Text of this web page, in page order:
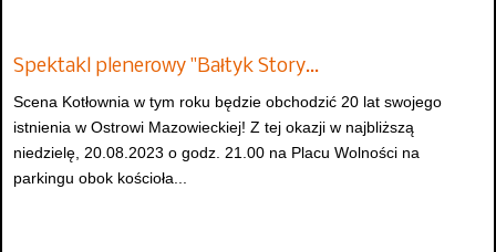
Spektakl plenerowy "Bałtyk Story…
Scena Kotłownia w tym roku będzie obchodzić 20 lat swojego
istnienia w Ostrowi Mazowieckiej! Z tej okazji w najbliższą
niedzielę, 20.08.2023 o godz. 21.00 na Placu Wolności na
parkingu obok kościoła...